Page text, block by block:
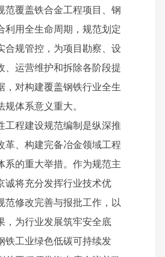
范覆盖铁合金工程项目、钢
利用全生命周期，规范划定
合规管控，为项目勘察、设
、运营维护和拆除各阶段提
，对构建覆盖钢铁行业全生
体系意义重大。
工程建设规范编制是纵深推
革、构建完备冶金领域工程
系的重大举措。作为规范主
诚将充分发挥行业技术优
范修改完善与报批工作，以
，为行业发展筑牢安全底
铁工业绿色低碳可持续发